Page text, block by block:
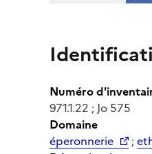
Numéro
971.1.22 ; Jo 575
Domaine
éperonnerie
;